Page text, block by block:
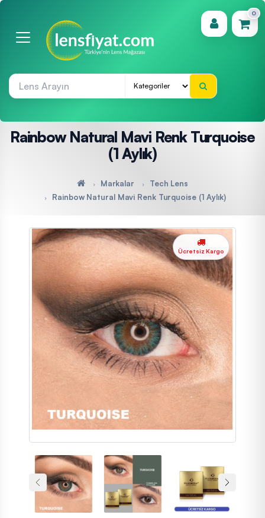
0
(0)
Rainbow Natural Mavi Renk Turquoise
(1 Aylık)
Markalar
Tech Lens
Rainbow Natural Mavi Renk Turquoise (1 Aylık)
Ücretsiz Kargo